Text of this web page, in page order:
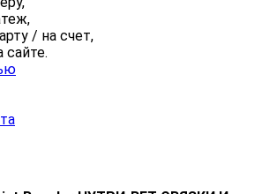
/ на счет,
сайте.